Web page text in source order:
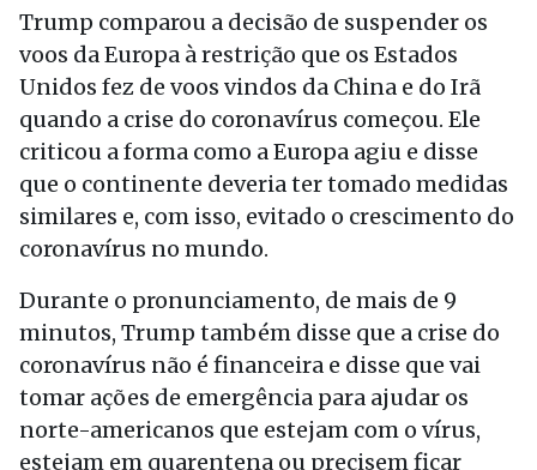
Trump comparou a decisão de suspender os
voos da Europa à restrição que os Estados
Unidos fez de voos vindos da China e do Irã
quando a crise do coronavírus começou. Ele
criticou a forma como a Europa agiu e disse
que o continente deveria ter tomado medidas
similares e, com isso, evitado o crescimento do
coronavírus no mundo.
Durante o pronunciamento, de mais de 9
minutos, Trump também disse que a crise do
coronavírus não é financeira e disse que vai
tomar ações de emergência para ajudar os
norte-americanos que estejam com o vírus,
estejam em quarentena ou precisem ficar